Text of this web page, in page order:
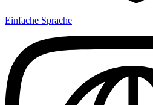
Einfache Sprache